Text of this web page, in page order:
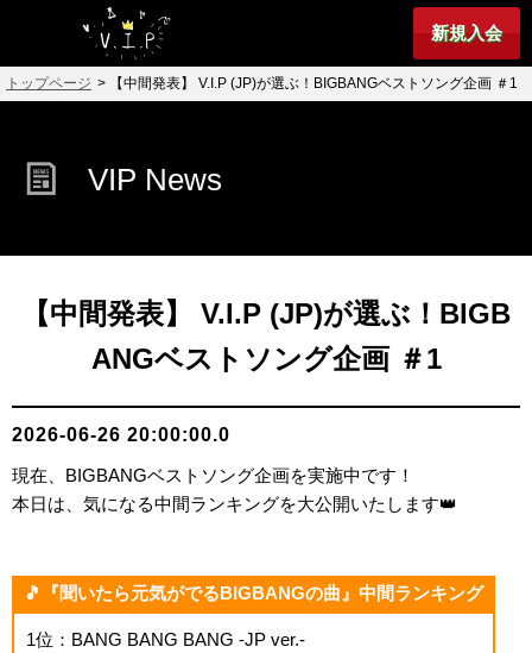
新規入会
トップページ > 【中間発表】 V.I.P (JP)が選ぶ！BIGBANGベストソング企画 ＃1
VIP News
【中間発表】 V.I.P (JP)が選ぶ！BIGB
ANGベストソング企画 ＃1
2026-06-26 20:00:00.0
現在、BIGBANGベストソング企画を実施中です！
本日は、気になる中間ランキングを大公開いたします👑
🎵『聞いたら元気がでるBIGBANGの曲』中間ランキング
1位：BANG BANG BANG -JP ver.-